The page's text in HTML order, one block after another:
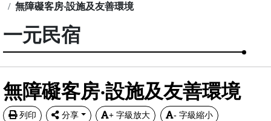
無障礙客房‧設施及友善環境
一元民宿
無障礙客房‧設施及友善環境
列印 分享 + 字級放大 - 字級縮小